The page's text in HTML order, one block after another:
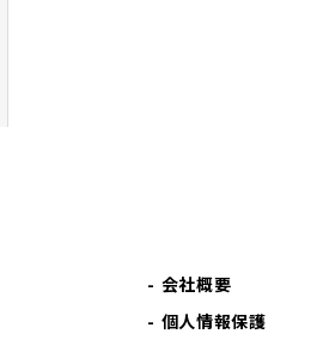
会社概要
個人情報保護